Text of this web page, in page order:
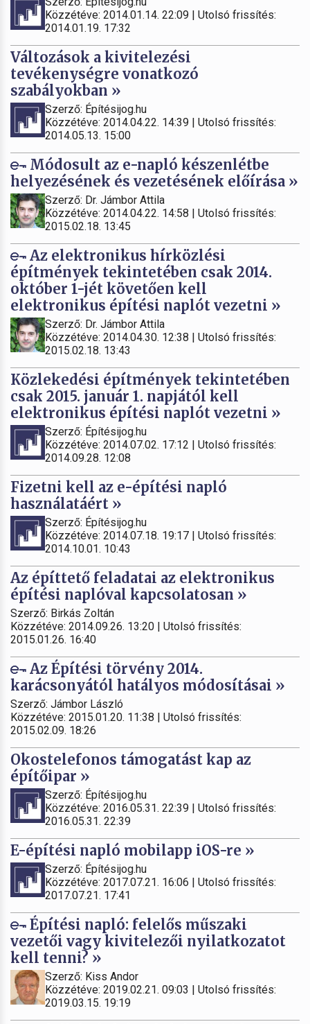
Közzétéve: 2014.01.14. 22:09 | Utolsó frissítés:
2014.01.19. 17:32
Változások a kivitelezési
tevékenységre vonatkozó
szabályokban »
Szerző: Építésijog.hu
Közzétéve: 2014.04.22. 14:39 | Utolsó frissítés:
2014.05.13. 15:00
Módosult az e-napló készenlétbe
helyezésének és vezetésének előírása »
Szerző: Dr. Jámbor Attila
Közzétéve: 2014.04.22. 14:58 | Utolsó frissítés:
2015.02.18. 13:45
Az elektronikus hírközlési
építmények tekintetében csak 2014.
október 1-jét követően kell
elektronikus építési naplót vezetni »
Szerző: Dr. Jámbor Attila
Közzétéve: 2014.04.30. 12:38 | Utolsó frissítés:
2015.02.18. 13:43
Közlekedési építmények tekintetében
csak 2015. január 1. napjától kell
elektronikus építési naplót vezetni »
Szerző: Építésijog.hu
Közzétéve: 2014.07.02. 17:12 | Utolsó frissítés:
2014.09.28. 12:08
Fizetni kell az e-építési napló
használatáért »
Szerző: Építésijog.hu
Közzétéve: 2014.07.18. 19:17 | Utolsó frissítés:
2014.10.01. 10:43
Az építtető feladatai az elektronikus
építési naplóval kapcsolatosan »
Szerző: Birkás Zoltán
Közzétéve: 2014.09.26. 13:20 | Utolsó frissítés:
2015.01.26. 16:40
Az Építési törvény 2014.
karácsonyától hatályos módosításai »
Szerző: Jámbor László
Közzétéve: 2015.01.20. 11:38 | Utolsó frissítés:
2015.02.09. 18:26
Okostelefonos támogatást kap az
építőipar »
Szerző: Építésijog.hu
Közzétéve: 2016.05.31. 22:39 | Utolsó frissítés:
2016.05.31. 22:39
E-építési napló mobilapp iOS-re »
Szerző: Építésijog.hu
Közzétéve: 2017.07.21. 16:06 | Utolsó frissítés:
2017.07.21. 17:41
Építési napló: felelős műszaki
vezetői vagy kivitelezői nyilatkozatot
kell tenni? »
Szerző: Kiss Andor
Közzétéve: 2019.02.21. 09:03 | Utolsó frissítés:
2019.03.15. 19:19